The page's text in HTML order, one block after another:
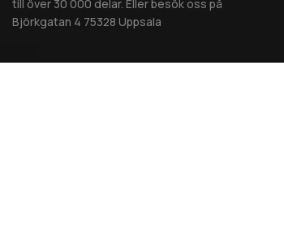
till över 30 000 delar. Eller besök oss på
Björkgatan 4 75328 Uppsala